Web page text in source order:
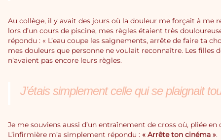
Au collège, il y avait des jours où la douleur me forçait à me
lors d’un cours de piscine, mes règles étaient très
répondu : « L’eau coupe les saignements, arrête de faire ta
mes douleurs que personne ne voulait reconnaître. Les filles
n’avaient pas encore leurs règles.
J’étais simplement celle qui se plaignait
Je me souviens aussi d’un entraînement de cross où, pliée
L’infirmière m’a simplement répondu : « Arrête ton cinéma ».